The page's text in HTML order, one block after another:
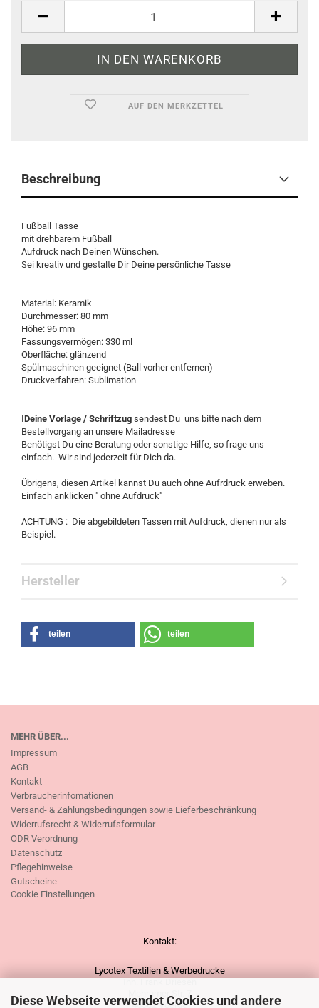
Diese Webseite verwendet Cookies und andere
AUF DEN MERKZETTEL
Beschreibung
Fußball Tasse
mit drehbarem Fußball
Aufdruck nach Deinen Wünschen.
Sei kreativ und gestalte Dir Deine persönliche Tasse
Material: Keramik
Durchmesser: 80 mm
Höhe: 96 mm
Fassungsvermögen: 330 ml
Oberfläche: glänzend
Spülmaschinen geeignet (Ball vorher entfernen)
Druckverfahren: Sublimation
IDeine Vorlage / Schriftzug sendest Du uns bitte nach dem
Bestellvorgang an unsere Mailadresse
Benötigst Du eine Beratung oder sonstige Hilfe, so frage uns
einfach. Wir sind jederzeit für Dich da.
Übrigens, diesen Artikel kannst Du auch ohne Aufrdruck erweben.
Einfach anklicken " ohne Aufdruck"
ACHTUNG : Die abgebildeten Tassen mit Aufdruck, dienen nur als
Beispiel.
Hersteller
teilen teilen
MEHR ÜBER...
Impressum
AGB
Kontakt
Verbraucherinfomationen
Versand- & Zahlungsbedingungen sowie Lieferbeschränkung
Widerrufsrecht & Widerrufsformular
ODR Verordnung
Datenschutz
Pflegehinweise
Gutscheine
Cookie Einstellungen
Kontakt:
Lycotex Textilien & Werbedrucke
Mehrumer Str. 7
46562 Voerde